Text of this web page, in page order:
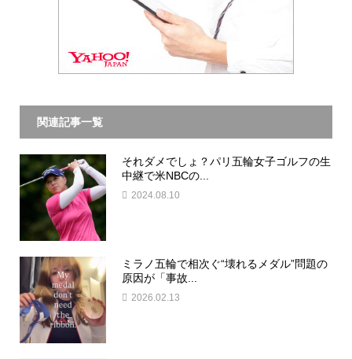
関連記事一覧
それダメでしょ？パリ五輪女子ゴルフの生
中継で米NBCの...
2024.08.10
ミラノ五輪で相次ぐ“壊れるメダル”問題の
原因が「事故...
2026.02.13